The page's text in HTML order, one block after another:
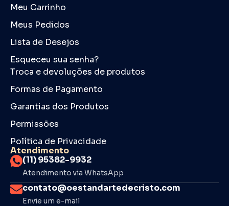
Meu Carrinho
Meus Pedidos
Lista de Desejos
Esqueceu sua senha?
Troca e devoluções de produtos
Formas de Pagamento
Garantias dos Produtos
Permissões
Política de Privacidade
Atendimento
(11) 95382-9932
Atendimento via WhatsApp
contato@oestandartedecristo.com
Envie um e-mail